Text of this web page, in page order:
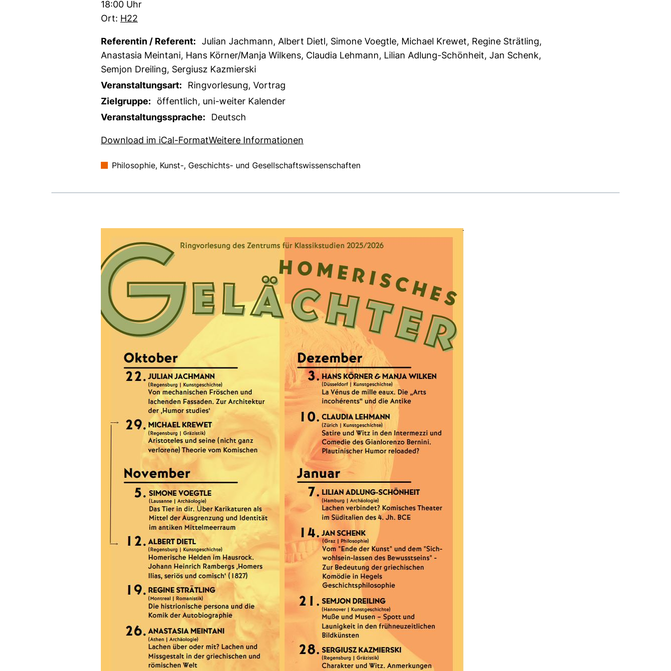
Zeit:
18:00 Uhr
Ort: H22
Referentin / Referent: Julian Jachmann, Albert Dietl, Simone Voegtle, Michael Krewet, Regine Strätling,
Anastasia Meintani, Hans Körner/Manja Wilkens, Claudia Lehmann, Lilian Adlung-Schönheit, Jan Schenk,
Semjon Dreiling, Sergiusz Kazmierski
Veranstaltungsart:
Ringvorlesung, Vortrag
Zielgruppe:
öffentlich, uni-weiter Kalender
Veranstaltungssprache:
Deutsch
Download im iCal-Format, 1 KB (öffnet neues Fenster)
Weitere Informationen
Philosophie, Kunst-, Geschichts- und Gesellschaftswissenschaften
Medien